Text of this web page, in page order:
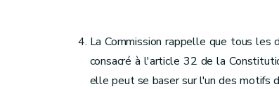
La Commission rappelle que tous les
consacré à l'article 32 de la
elle peut se baser sur l'un des motifs